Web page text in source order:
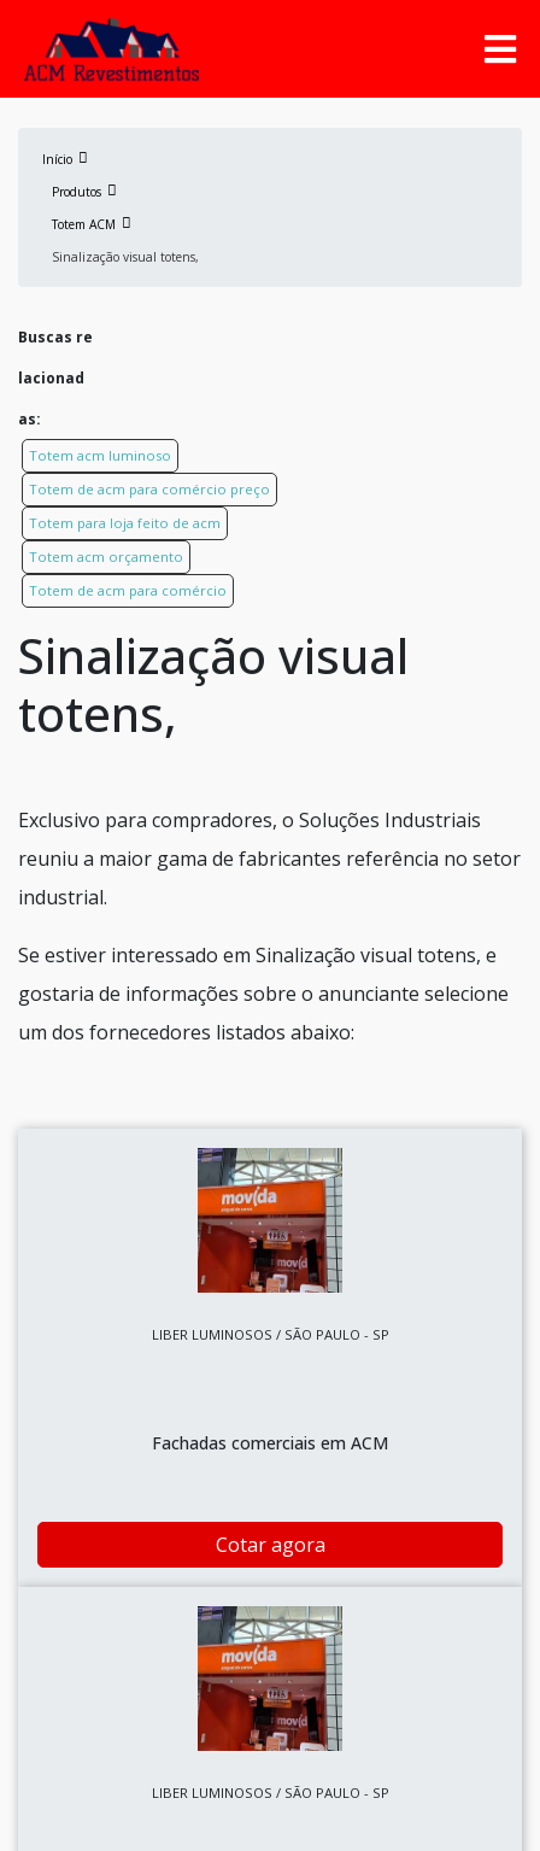
Início
Produtos
Totem ACM
Sinalização visual totens,
Buscas re
lacionad
as:
Totem acm luminoso
Totem de acm para comércio preço
Totem para loja feito de acm
Totem acm orçamento
Totem de acm para comércio
Sinalização visual
totens,
Exclusivo para compradores, o Soluções Industriais
reuniu a maior gama de fabricantes referência no setor
industrial.
Se estiver interessado em Sinalização visual totens, e
gostaria de informações sobre o anunciante selecione
um dos fornecedores listados abaixo:
LIBER LUMINOSOS / SÃO PAULO - SP
Fachadas comerciais em ACM
Cotar agora
LIBER LUMINOSOS / SÃO PAULO - SP